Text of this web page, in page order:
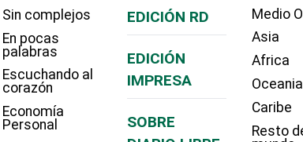
Sin complejos
En pocas
palabras
Escuchando al
corazón
Economía
Personal
EDICIÓN RD
EDICIÓN
IMPRESA
SOBRE
Medio
Asia
Africa
Oceania
Caribe
Resto